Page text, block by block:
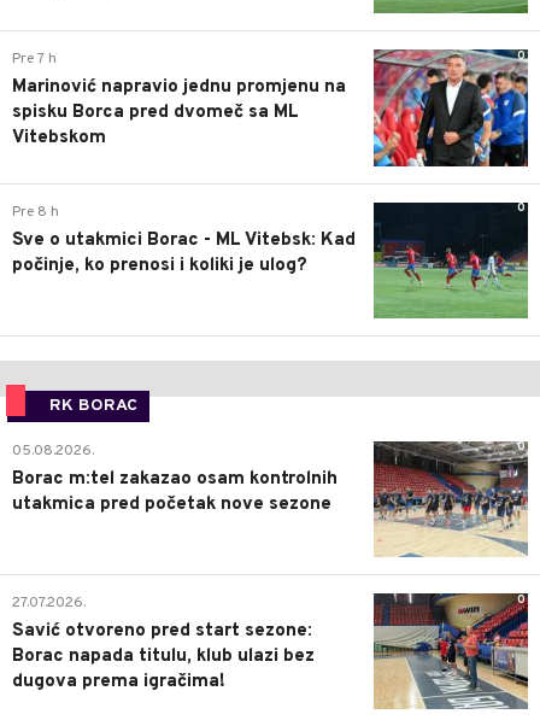
0
Pre 7 h
Marinović napravio jednu promjenu na
spisku Borca pred dvomeč sa ML
Vitebskom
0
Pre 8 h
Sve o utakmici Borac - ML Vitebsk: Kad
počinje, ko prenosi i koliki je ulog?
RK BORAC
0
05.08.2026.
Borac m:tel zakazao osam kontrolnih
utakmica pred početak nove sezone
0
27.07.2026.
Savić otvoreno pred start sezone:
Borac napada titulu, klub ulazi bez
dugova prema igračima!